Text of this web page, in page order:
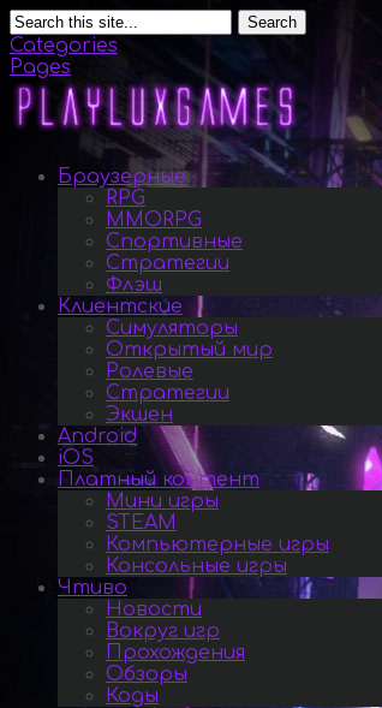
Search
Categories
Pages
Браузерные
RPG
MMORPG
Спортивные
Стратегии
Флэш
Клиентские
Симуляторы
Открытый мир
Ролевые
Стратегии
Экшен
Android
iOS
Платный контент
Мини игры
STEAM
Компьютерные игры
Консольные игры
Чтиво
Новости
Вокруг игр
Прохождения
Обзоры
Коды